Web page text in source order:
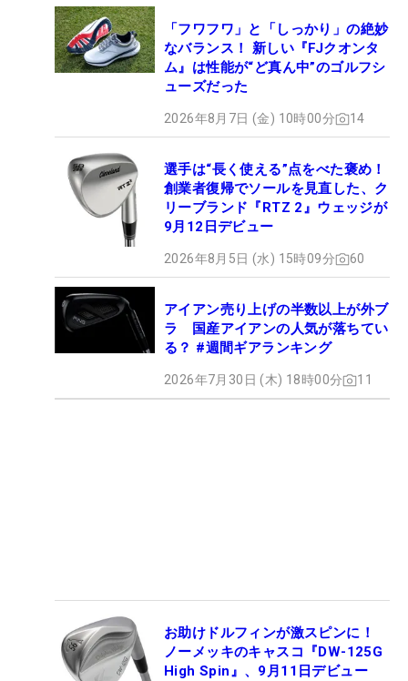
「フワフワ」と「しっかり」の絶妙
なバランス！ 新しい『FJクオンタ
ム』は性能が“ど真ん中”のゴルフシ
ューズだった
2026年8月7日 (金) 10時00分 14
選手は“長く使える”点をべた褒め！
創業者復帰でソールを見直した、ク
リーブランド『RTZ 2』ウェッジが
9月12日デビュー
2026年8月5日 (水) 15時09分 60
アイアン売り上げの半数以上が外ブ
ラ 国産アイアンの人気が落ちてい
る？ #週間ギアランキング
2026年7月30日 (木) 18時00分 11
お助けドルフィンが激スピンに！
ノーメッキのキャスコ『DW-125G
High Spin』、9月11日デビュー